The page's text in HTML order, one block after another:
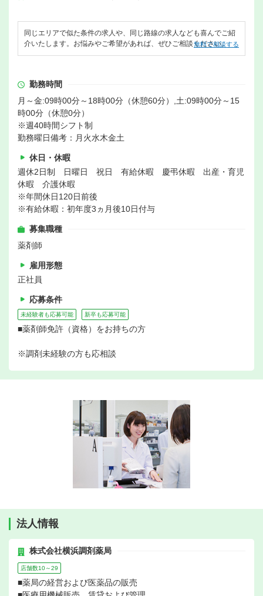
同じエリアで似た条件の求人や、同じ路線の求人なども喜んでご紹
介いたします。お悩みやご希望があれば、ぜひご相談ください。
無料で相談する
勤務時間
月～金:09時00分～18時00分（休憩60分）,土:09時00分～15
時00分（休憩0分）
※週40時間シフト制
勤務曜日備考：月火水木金土
休日・休暇
週休2日制 日曜日 祝日 有給休暇 慶弔休暇 出産・育児
休暇 介護休暇
※年間休日120日前後
※有給休暇：初年度3ヵ月後10日付与
募集職種
薬剤師
雇用形態
正社員
応募条件
未経験者も応募可能 新卒も応募可能
■薬剤師免許（資格）をお持ちの方
※調剤未経験の方も応相談
法人情報
株式会社横浜調剤薬局
店舗数10～29
■薬局の経営および医薬品の販売